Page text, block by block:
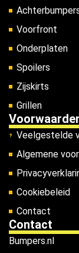
Voorfront
Onderplaten
Spoilers
Zijskirts
Grillen
Veelgestelde
Algemene
Cookiebeleid
Contact
Contact
Bumpers.nl